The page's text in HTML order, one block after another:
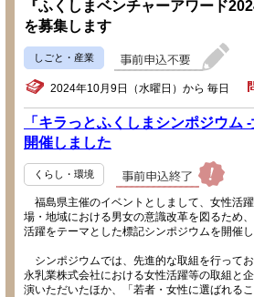
『ふくしまベンチャーアワード
を募集します
しごと・産業
2024年10月9日（水曜日）から 毎日
「キラっとふくしまシンポジウム
開催しました
くらし・環境
福島県主催のイベントとしまして、女性活
場・地域における男女の意識改革を図るため
活躍をテーマとした標記シンポジウムを開催し
シンポジウムでは、先進的な取組を行って
永乳業株式会社における女性活躍等の取組と
演いただいたほか、「若者・女性に選ばれる